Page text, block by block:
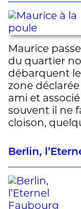
Maurice
du quartier
débarquent
zone déclarée
ami et
souvent il ne
cloison,
Berlin,